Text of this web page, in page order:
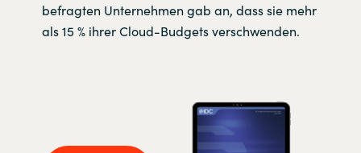
befragten Unternehmen gab an, dass sie mehr
als 15 % ihrer Cloud-Budgets verschwenden.